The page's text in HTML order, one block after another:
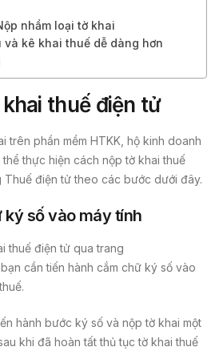
nhầm loại tờ khai
và kê khai thuế dễ dàng hơn
thuế điện tử
trên phần mềm HTKK, hộ kinh doanh
thực hiện cách nộp tờ khai thuế
Thuế điện tử theo các bước dưới đây.
ký số vào máy tính
thuế điện tử qua trang
cần tiến hành cắm chữ ký số vào
hành bước ký số và nộp tờ khai một
khi đã hoàn tất thủ tục tờ khai thuế